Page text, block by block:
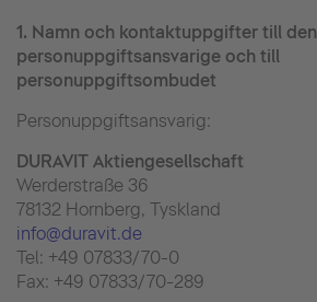
1. Namn och kontaktuppgifter till den
personuppgiftsansvarige och till
personuppgiftsombudet
Personuppgiftsansvarig:
DURAVIT Aktiengesellschaft
Werderstraße 36
78132 Hornberg, Tyskland
info@duravit.de
Tel: +49 07833/70-0
Fax: +49 07833/70-289